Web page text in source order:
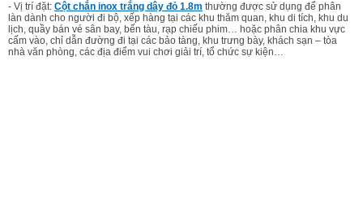
- Vị trí đặt: Cột chắn inox trắng dây đỏ 1.8m thường được sử dụng để phân
làn dành cho người đi bộ, xếp hàng tại các khu thăm quan, khu di tích, khu du
lịch, quầy bán vé sân bay, bến tàu, rạp chiếu phim… hoặc phân chia khu vực
cấm vào, chỉ dẫn đường đi tại các bảo tàng, khu trưng bày, khách sạn – tòa
nhà văn phòng, các địa điểm vui chơi giải trí, tổ chức sự kiện…